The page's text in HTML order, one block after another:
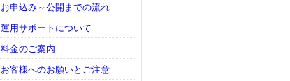
お申込み～公開までの流れ
運用サポートについて
料金のご案内
お客様へのお願いとご注意